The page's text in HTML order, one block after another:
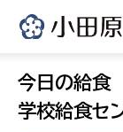
今日の給食
学校給食セ